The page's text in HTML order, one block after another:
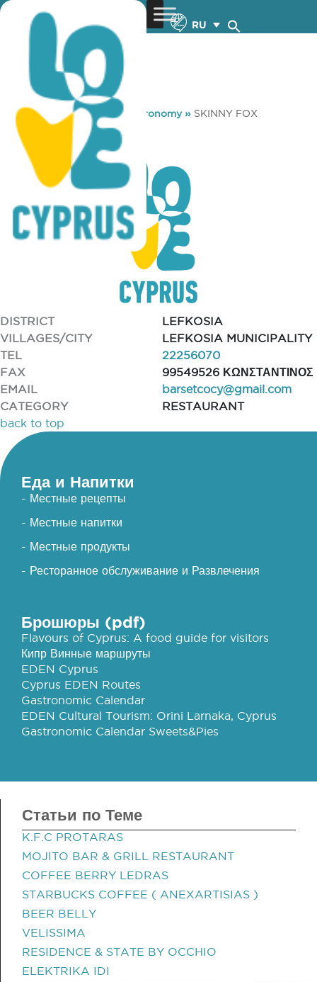
RU
You are here: Home »Gastronomy» SKINNY FOX
SKINNY FOX
DISTRICT
LEFKOSIA
VILLAGES/CITY
LEFKOSIA MUNICIPALITY
TEL
22256070
FAX
99549526 ΚΩΝΣΤΑΝΤΙΝΟΣ
EMAIL
barsetcocy@gmail.com
CATEGORY
RESTAURANT
back to top
Еда и Напитки
- Местные рецепты
- Местные напитки
- Местные продукты
- Ресторанное обслуживание и Развлечения
Брошюры (pdf)
Flavours of Cyprus: A food guide for visitors
Кипр Винные маршруты
EDEN Cyprus
Cyprus EDEN Routes
Gastronomic Calendar
EDEN Cultural Tourism: Orini Larnaka, Cyprus
Gastronomic Calendar Sweets&Pies
Статьи по Теме
K.F.C PROTARAS
MOJITO BAR & GRILL RESTAURANT
COFFEE BERRY LEDRAS
STARBUCKS COFFEE ( ANEXARTISIAS )
BEER BELLY
VELISSIMA
RESIDENCE & STATE BY OCCHIO
ELEKTRIKA IDI